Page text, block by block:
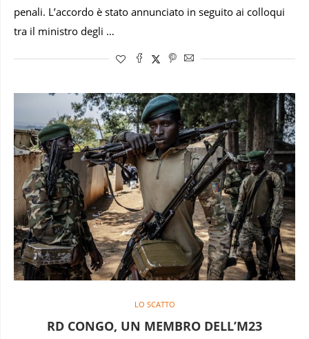
penali. L’accordo è stato annunciato in seguito ai colloqui
tra il ministro degli …
LO SCATTO
RD CONGO, UN MEMBRO DELL’M23